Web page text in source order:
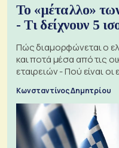
Το «μέταλλο»
- Τι δείχνουν 5
Πώς διαμορφώνεται ο
και ποτά μέσα από τις
εταιρειών - Πού είναι
Κωνσταντίνος Δημητρίου